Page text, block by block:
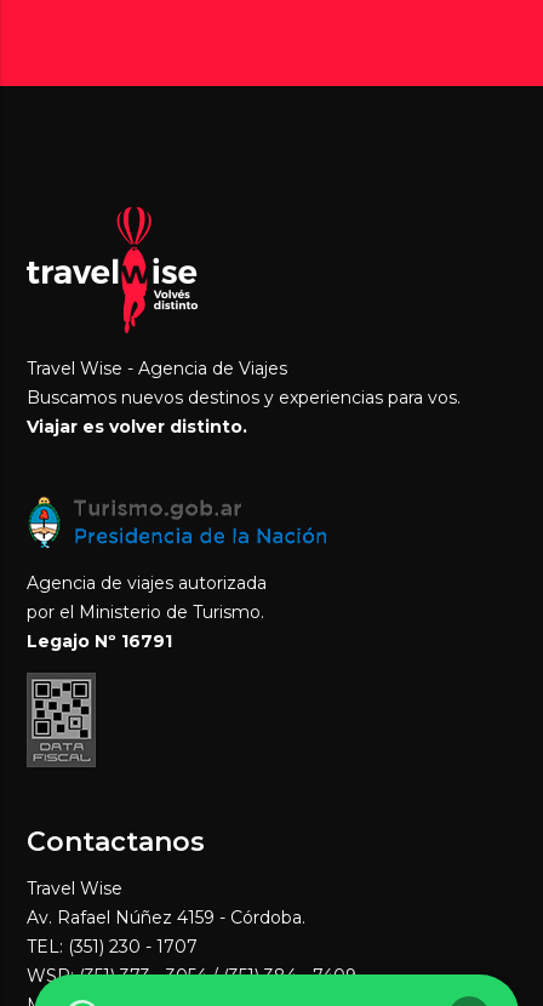
Travel Wise - Agencia de Viajes
Buscamos nuevos destinos y experiencias para vos.
Viajar es volver distinto.
Agencia de viajes autorizada
por el Ministerio de Turismo.
Legajo Nº 16791
Contactanos
Travel Wise
Av. Rafael Núñez 4159 - Córdoba.
TEL: (351) 230 - 1707
WSP:(351) 373 - 3054/ (351) 384 - 7409